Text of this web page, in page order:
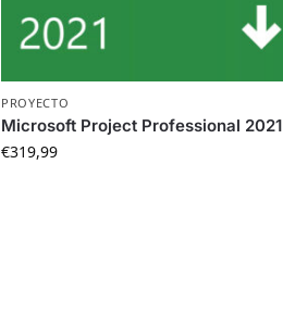
PROYECTO
Microsoft Project Professional 2021
€319,99